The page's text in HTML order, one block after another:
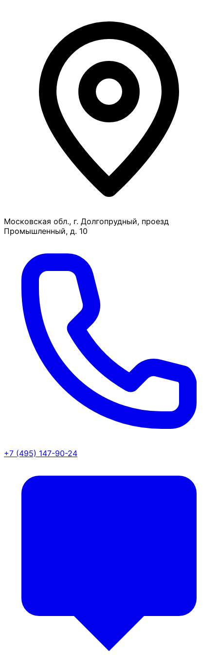
Московская обл., г. Долгопрудный, проезд
Промышленный, д. 10
+7 (495) 147-90-24